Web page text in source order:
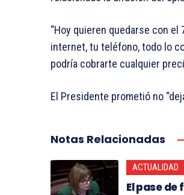
“Hoy quieren quedarse con
internet, tu teléfono, todo lo
podría cobrarte cualquier
El Presidente prometió no
Notas Relacionadas
ACTUALIDAD
El pase